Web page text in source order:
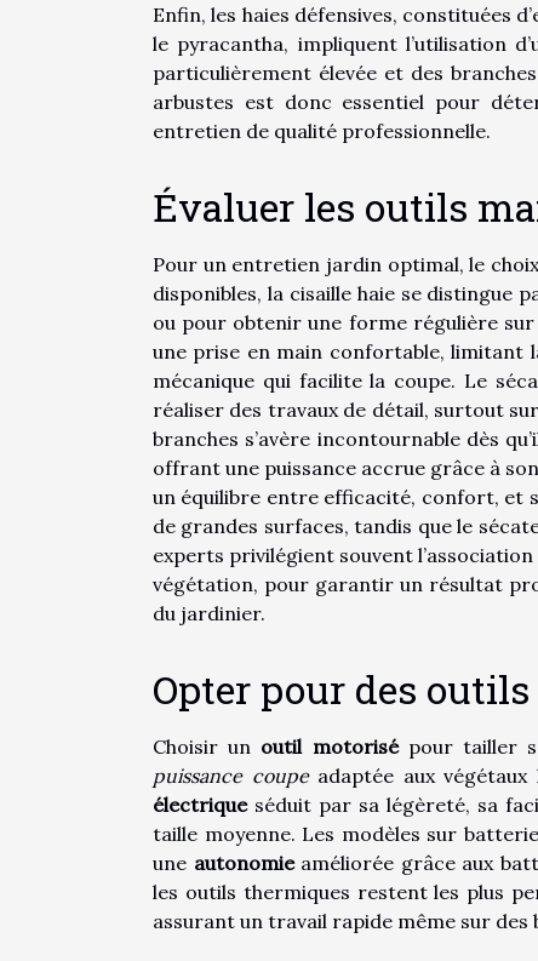
Enfin, les haies défensives, constituées
le pyracantha, impliquent l’utilisation
particulièrement élevée et des
arbustes est donc essentiel pour
entretien de qualité professionnelle.
Évaluer les outils
Pour un entretien jardin optimal, le
disponibles, la cisaille haie se distingue
ou pour obtenir une forme régulière sur
une prise en main confortable, limitant
mécanique qui facilite la coupe. Le
réaliser des travaux de détail, surtout
branches s’avère incontournable dès
offrant une puissance accrue grâce à
un équilibre entre efficacité, confort, et
de grandes surfaces, tandis que le
experts privilégient souvent
végétation, pour garantir un résultat
du jardinier.
Opter pour des
Choisir un outil motorisépour tailler
puissance coupeadaptée aux
électriqueséduit par sa légèreté, sa
taille moyenne. Les modèles sur
une autonomieaméliorée grâce aux
les outils thermiques restent les plus
assurant un travail rapide même sur des